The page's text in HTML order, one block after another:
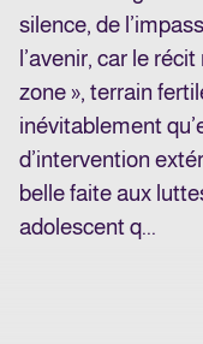
silence, de
l’avenir, car le
zone », terrain
inévitablement
d’intervention
belle faite aux
adolescent q...